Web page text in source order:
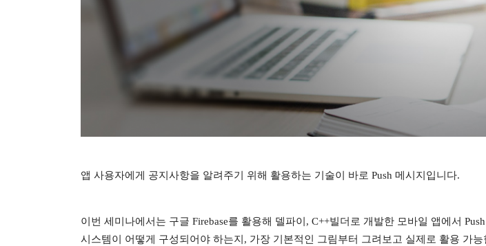
앱 사용자에게 공지사항을 알려주기 위해 활용하는 기술이 바로 Push 메시지입니다.
이번 세미나에서는 구글 Firebase를 활용해 델파이, C++빌더로 개발한 모바일 앱에서
시스템이 어떻게 구성되어야 하는지, 가장 기본적인 그림부터 그려보고 실제로 활용 가